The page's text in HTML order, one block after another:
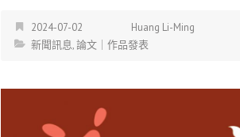
2024-07-02
Huang Li-Ming
新聞訊息,論文｜作品發表